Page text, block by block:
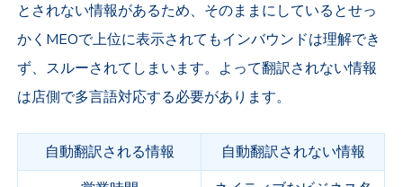
とされない情報があるため、そのままにしているとせっ
かくMEOで上位に表示されてもインバウンドは理解でき
ず、スルーされてしまいます。よって翻訳されない情報
は店側で多言語対応する必要があります。
自動翻訳される情報
自動翻訳されない情報